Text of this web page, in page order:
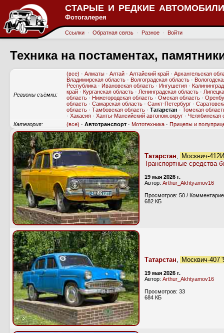
СТАРЫЕ И РЕДКИЕ
Фотогалерея
Ссылки · Обратная связь · Разное · Войти
Техника на постаментах,
Регионы съёмки:
(все) · Алматы · Алтай · Алтайский край · Архангельская
Владимирская область · Волгоградская область ·
Республика · Ивановская область · Ингушетия ·
край · Курганская область · Ленинградская область ·
область · Нижегородская область · Омская область ·
область · Самарская область · Санкт-Петербург ·
область · Тамбовская область · Татарстан · Томская
· Хакасия · Ханты-Мансийский автоном.округ · Челябинская
Категория:
(все) · Автотранспорт · Мототехника · Прицепы и
Татарстан, Москвич-
Транспортные средства
19 мая 2026 г.
Автор: Arthur_Akhtyamov16
Просмотров: 50 /
682 КБ
Татарстан, Москвич-
19 мая 2026 г.
Автор: Arthur_Akhtyamov16
Просмотров: 33
684 КБ